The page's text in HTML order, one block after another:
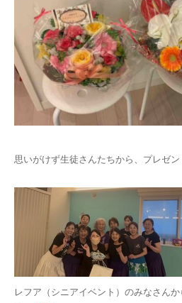
思いがけず生徒さんたちから、プレゼ
レフア（シニアイベント）のみなさん
フォトギャラリー
お知らせ
見学・体験申込
お問い合わせ